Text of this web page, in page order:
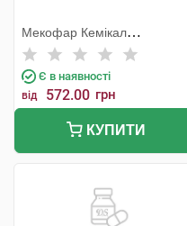
Мекофар Кемікал
Фармасьютікал Джоінт - Сток
Компані
Є в наявності
від 572.00 грн
КУПИТИ